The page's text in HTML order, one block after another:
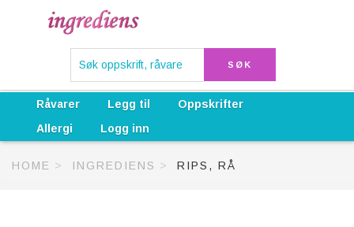
Råvarer Legg til
Oppskrifter
Allergi
Logg inn
HOME INGREDIENS RIPS, RÅ